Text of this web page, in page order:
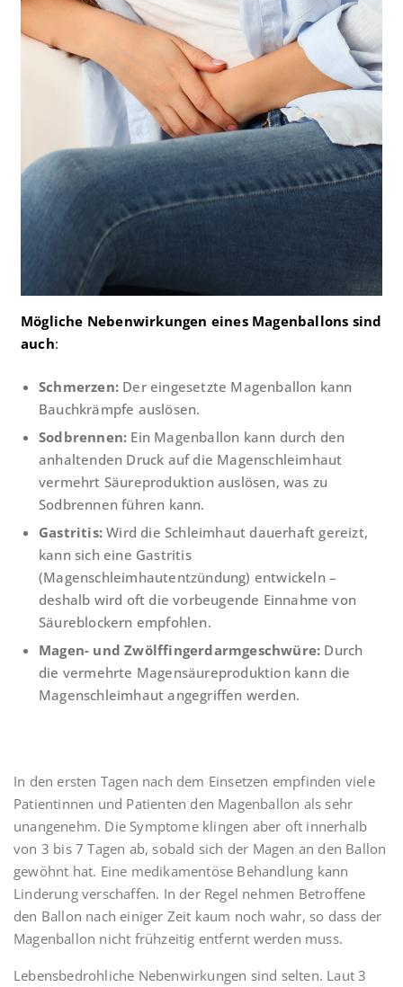
Mögliche Nebenwirkungen eines Magenballons sind
auch:
Schmerzen: Der eingesetzte Magenballon kann
Bauchkrämpfe auslösen.
Sodbrennen: Ein Magenballon kann durch den
anhaltenden Druck auf die Magenschleimhaut
vermehrt Säureproduktion auslösen, was zu
Sodbrennen führen kann.
Gastritis: Wird die Schleimhaut dauerhaft gereizt,
kann sich eine Gastritis
(Magenschleimhautentzündung) entwickeln –
deshalb wird oft die vorbeugende Einnahme von
Säureblockern empfohlen.
Magen- und Zwölffingerdarmgeschwüre: Durch
die vermehrte Magensäureproduktion kann die
Magenschleimhaut angegriffen werden.
In den ersten Tagen nach dem Einsetzen empfinden viele
Patientinnen und Patienten den Magenballon als sehr
unangenehm. Die Symptome klingen aber oft innerhalb
von 3 bis 7 Tagen ab, sobald sich der Magen an den Ballon
gewöhnt hat. Eine medikamentöse Behandlung kann
Linderung verschaffen. In der Regel nehmen Betroffene
den Ballon nach einiger Zeit kaum noch wahr, so dass der
Magenballon nicht frühzeitig entfernt werden muss.
Lebensbedrohliche Nebenwirkungen sind selten. Laut 3